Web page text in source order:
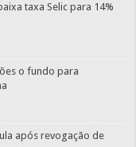
taxa Selic para 14%
o fundo para
após revogação de